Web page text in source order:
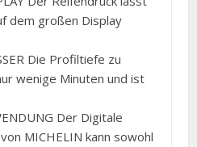
dem großen Display
Die Profiltiefe zu
wenige Minuten und ist
Der Digitale
MICHELIN kann sowohl